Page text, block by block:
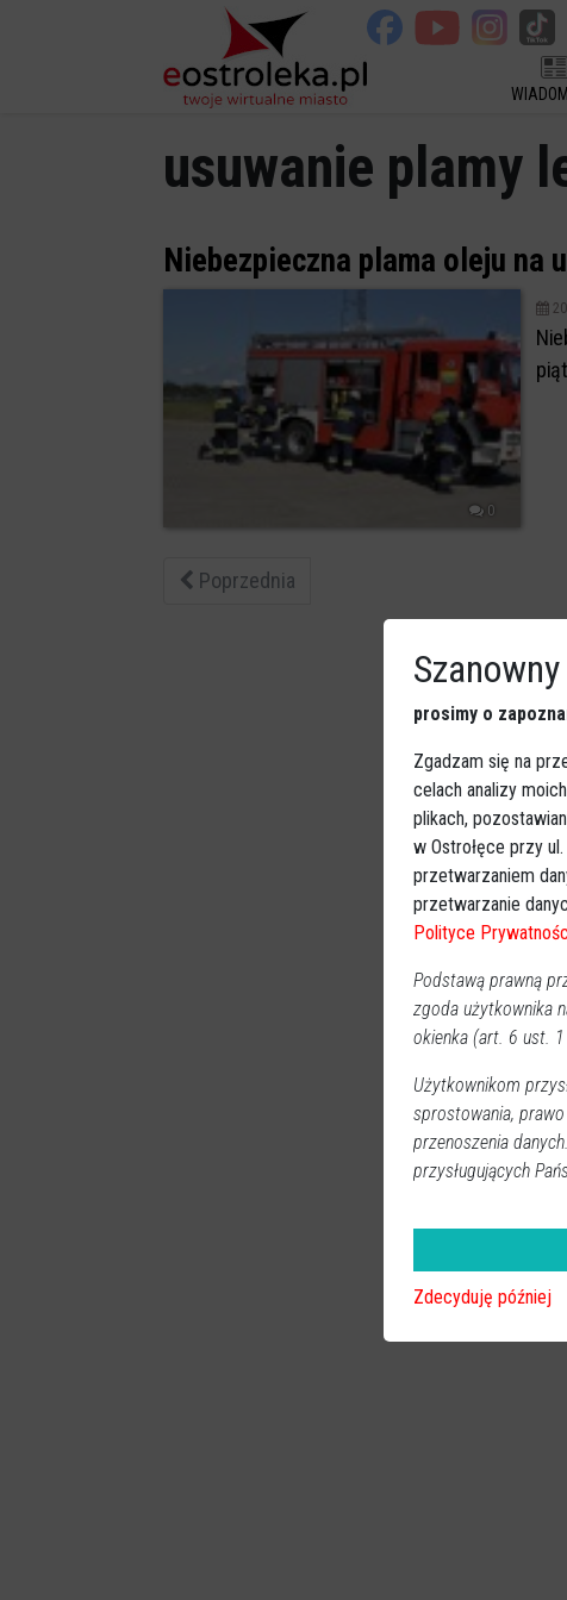
usuwanie plamy
Niebezpieczna plama oleju na
0
Poprzednia
prosimy o
Zgadzam się na
celach analizy
plikach,
w Ostrołęce przy
przetwarzaniem
przetwarzanie
Polityce
Podstawą prawną
zgoda użytkownika
okienka (art. 6 ust.
Użytkownikom
sprostowania,
przenoszenia
przysługujących
Zdecyduję później